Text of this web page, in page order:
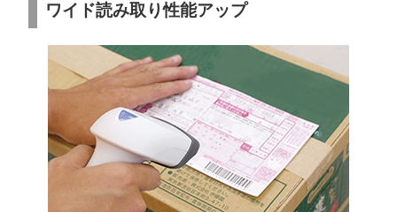
ワイド読み取り性能アップ